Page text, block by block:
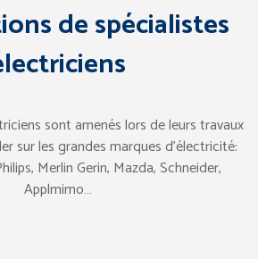
de spécialistes
sont amenés lors de leurs travaux
sur les grandes marques d’électricité:
Merlin Gerin, Mazda, Schneider,
Applmimo…